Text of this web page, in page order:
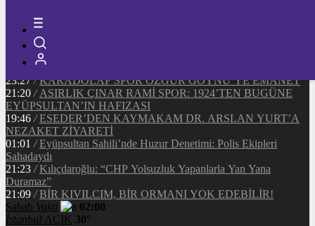
/ MHP EYÜPSULTAN TEŞKİLATI’NIN ACI GÜNÜ
13:33
/ BAŞKAN DR. MİTHAT BÜLENT ÖZMEN’DEN
KAMUOYUNA AÇIKLAMA
Makyaj Sanatçısı Uzay Damla Yıldız, Uluslararası
Başarılarıyla Türkiye’yi Temsil Ediyor
23:27 / KARADOLAP SPOR ÖZGÜR GÖYNÜ’YE EMANET
21:20 / ASIRLIK ÇINAR RAMİ SPOR: 1924’TEN BUGÜNE
EYÜPSULTAN’IN HAFIZASI
19:46 / ESEDER’DEN KAYMAKAM DR. ARSLAN YURT’A
NEZAKET ZİYARETİ
01:01 / Eyüpsultan Sahili’nde Huzur Denetimi: Polis Ekipleri
Sahadaydı
21:23 / Kılıçdaroğlu: “CHP Yolsuzluk Yapanlarla Yan Yana
Duramaz”
21:09 / BİR KIVILCIM, BİR ORMANI YOK EDEBİLİR!
Sabah Vakti
02:00
İstanbul AÇIK 30°